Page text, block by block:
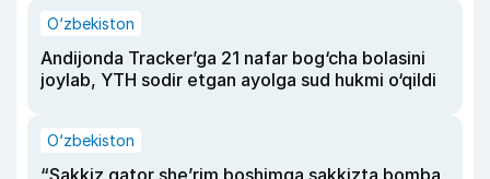
O‘zbekiston
Andijonda Tracker’ga 21 nafar bog‘cha bolasini
joylab, YTH sodir etgan ayolga sud hukmi o‘qildi
O‘zbekiston
“Sakkiz qator she’rim boshimga sakkizta bomba